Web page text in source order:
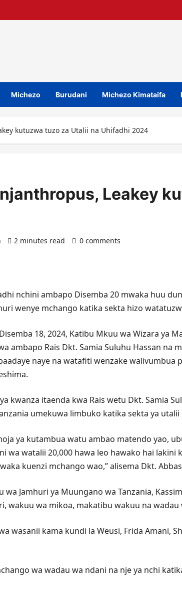
Michezo Burudani Michezo Kimataifa
kutuzwa tuzo za Utalii na Uhifadhi 2024
Leakey
2 minutes read 0 comments
nchini ambapo Disemba 20 mwaka huu
wenye mchango katika sekta hizo
18, 2024, Katibu Mkuu wa Wizara ya
ambapo Rais Dkt. Samia Suluhu Hassan
naye na watafiti wenzake
kwanza itaenda kwa Rais wetu Dkt. Samia
umekuwa limbuko katika sekta ya
ya kutambua watu ambao matendo yao,
wa watalii 20,000 hawa leo hawako hai
kuenzi mchango wao,” alisema Dkt.
Jamhuri ya Muungano wa Tanzania,
wakuu wa mikoa, makatibu wakuu na
wasanii kama kundi la Weusi, Frida Amani,
wa wadau wa ndani na nje ya nchi